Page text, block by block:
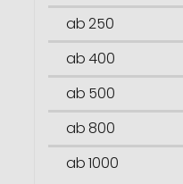
ab 250
ab 400
ab 500
ab 800
ab 1000